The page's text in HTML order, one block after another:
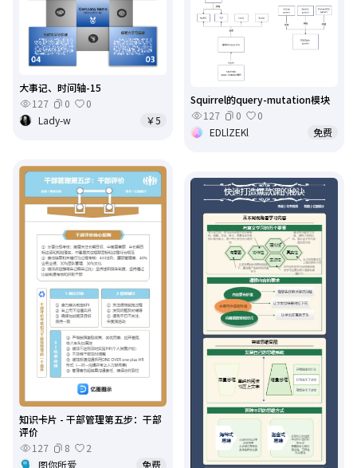
大事记、时间轴-15
127
0
0
Lady-w
￥5
Squirrel的query-mutation模块
127
0
0
EDLlZEKl
免费
知识卡片 - 干部管理第五步：干部
评价
127
8
2
图你所爱
免费